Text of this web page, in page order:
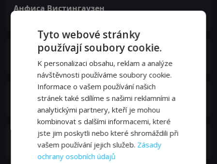
Анфиса Вистингаузен
Анатолий Котенёв
Moscow Mayor
Елена Панова
Galochka
Сергей Сосновский
Sergeich
Tyto webové stránky
používají soubory cookie.
K personalizaci obsahu, reklam a analýze
návštěvnosti používáme soubory cookie.
Informace o vašem používání našich
stránek také sdílíme s našimi reklamními a
analytickými partnery, kteří je mohou
kombinovat s dalšími informacemi, které
jste jim poskytli nebo které shromáždili při
vašem používání jejich služeb. Zásady
ochrany osobních údajů